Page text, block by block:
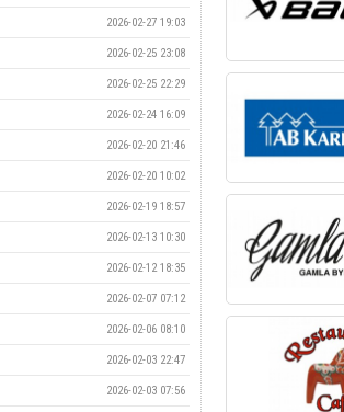
2026-02-27 19:03
2026-02-25 23:08
2026-02-25 22:29
2026-02-24 16:09
2026-02-20 21:46
2026-02-20 10:02
2026-02-19 18:57
2026-02-13 10:30
2026-02-12 18:35
2026-02-07 07:12
2026-02-06 08:10
2026-02-03 22:47
2026-02-03 07:56